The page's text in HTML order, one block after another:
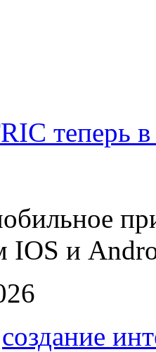
теперь
IOS и
создание